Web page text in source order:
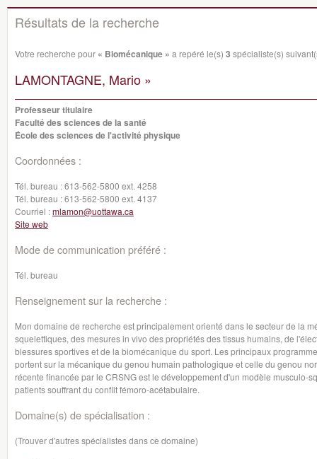
Résultats de la recherche
Votre recherche pour « Biomécanique » a repéré le(s) 3 spécialiste(s)
LAMONTAGNE, Mario »
Professeur titulaire
Faculté des sciences de la santé
École des sciences de l'activité physique
Coordonnées :
Tél. bureau :613-562-5800 ext. 4258
Tél. bureau :613-562-5800 ext. 4137
Courriel :mlamon@uottawa.ca
Site web
Mode de communication préféré :
Tél. bureau
Renseignement sur la recherche :
Mon domaine de recherche est principalement orienté dans le secteur de la
squelettiques, des mesures in vivo des propriétés des tissus humains, de
blessures sportives et de la biomécanique du sport. Les principaux
portent sur la mécanique du genou humain pathologique et celle du genou
récente financée par le CRSNG est le développement d'un modèle musculo-
patients souffrant du conflit fémoro-acétabulaire.
Domaine(s) de spécialisation :
(Trouver d'autres spécialistes dans ce domaine)